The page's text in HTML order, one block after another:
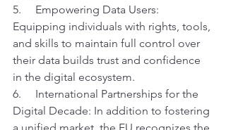
5.     Empowering Data Users:
Equipping individuals with rights, tools,
and skills to maintain full control over
their data builds trust and confidence
in the digital ecosystem.
6.     International Partnerships for the
Digital Decade: In addition to fostering